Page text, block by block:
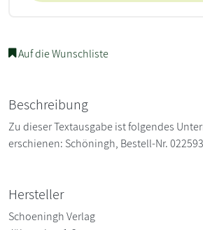
Auf die Wunschliste
Beschreibung
Zu dieser Textausgabe ist folgendes
erschienen: Schöningh, Bestell-Nr. 022593
Hersteller
Schoeningh Verlag